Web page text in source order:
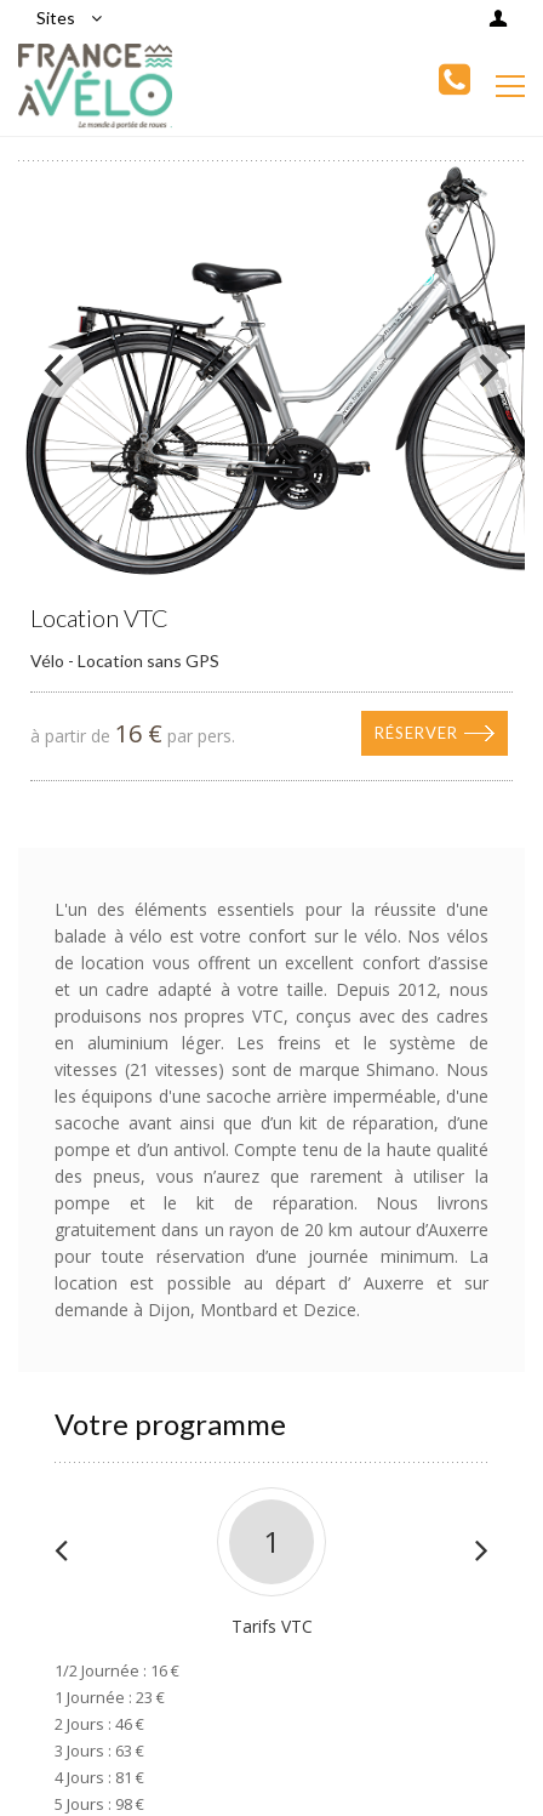
Sites
Location VTC
Vélo - Location sans GPS
à partir de 16 € par pers. RÉSERVER
L'un des éléments essentiels pour la réussite d'une
balade à vélo est votre confort sur le vélo. Nos vélos
de location vous offrent un excellent confort d’assise
et un cadre adapté à votre taille. Depuis 2012, nous
produisons nos propres VTC, conçus avec des cadres
en aluminium léger. Les freins et le système de
vitesses (21 vitesses) sont de marque Shimano. Nous
les équipons d'une sacoche arrière imperméable, d'une
sacoche avant ainsi que d’un kit de réparation, d’une
pompe et d’un antivol. Compte tenu de la haute qualité
des pneus, vous n’aurez que rarement à utiliser la
pompe et le kit de réparation. Nous livrons
gratuitement dans un rayon de 20 km autour d’Auxerre
pour toute réservation d’une journée minimum. La
location est possible au départ d’ Auxerre et sur
demande à Dijon, Montbard et Dezice.
Votre programme
1
Tarifs VTC
1/2 Journée : 16 €
1 Journée : 23 €
2 Jours : 46 €
3 Jours : 63 €
4 Jours : 81 €
5 Jours : 98 €